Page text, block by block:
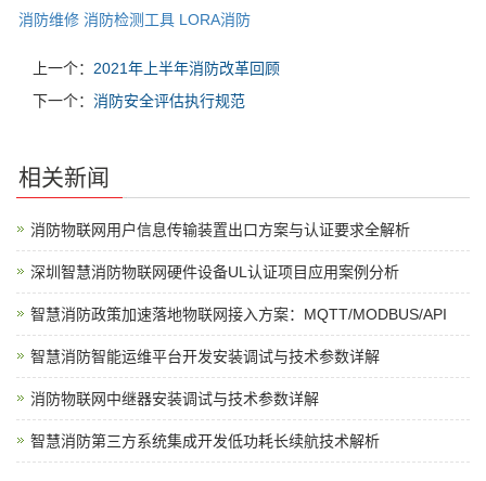
消防维修 消防检测工具 LORA消防
上一个： 2021年上半年消防改革回顾
下一个： 消防安全评估执行规范
相关新闻
消防物联网用户信息传输装置出口方案与认证要求全解析
深圳智慧消防物联网硬件设备UL认证项目应用案例分析
智慧消防政策加速落地物联网接入方案：MQTT/MODBUS/API
智慧消防智能运维平台开发安装调试与技术参数详解
消防物联网中继器安装调试与技术参数详解
智慧消防第三方系统集成开发低功耗长续航技术解析